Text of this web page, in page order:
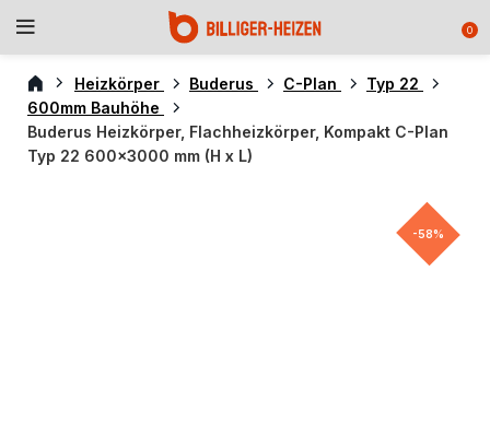
0
Heizkörper Buderus C-Plan
Typ 22
600mm Bauhöhe
Buderus Heizkörper, Flachheizkörper, Kompakt C-Plan
Typ 22 600×3000 mm (H x L)
-58%